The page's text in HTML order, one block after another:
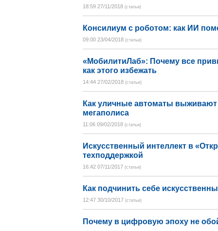
18:59 27/11/2018 (статьи)
Консилиум с роботом: как ИИ
09:00 23/04/2018 (статьи)
«МобилитиЛаб»: Почему все
как этого избежать
14:44 27/02/2018 (статьи)
Как уличные автоматы выживают
мегаполиса
11:06 09/02/2018 (статьи)
Искусственный интеллект в
техподдержкой
16:42 07/11/2017 (статьи)
Как подчинить себе
12:47 30/10/2017 (статьи)
Почему в цифровую эпоху не